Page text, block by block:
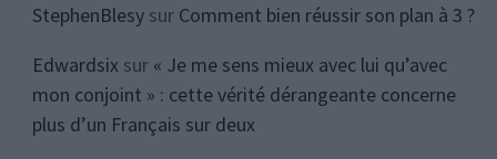
StephenBlesysur Comment bien réussir son plan à 3 ?
Edwardsixsur « Je me sens mieux avec lui qu’avec
mon conjoint » : cette vérité dérangeante concerne
plus d’un Français sur deux